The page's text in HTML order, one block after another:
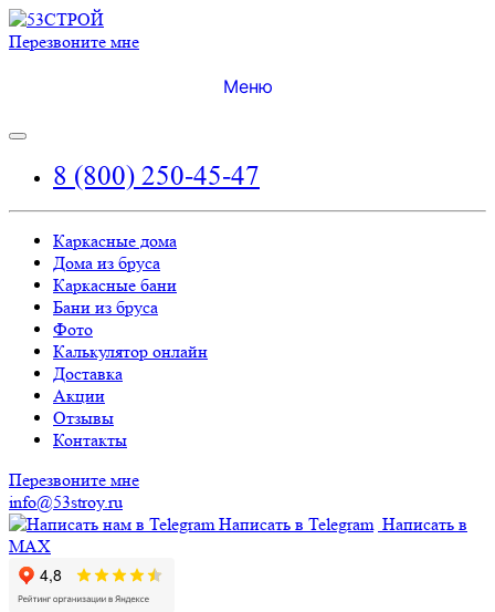
Перезвоните мне
Меню
8 (800) 250-45-47
Каркасные дома
Дома из бруса
Каркасные бани
Бани из бруса
Фото
Калькулятор онлайн
Доставка
Акции
Отзывы
Контакты
Перезвоните мне
info@53stroy.ru
Написать в Telegram Написать в
MAX